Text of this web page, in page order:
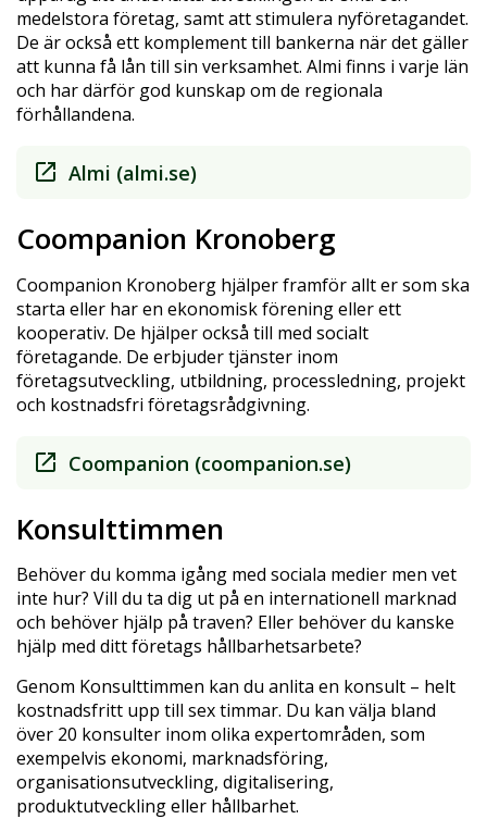
medelstora företag, samt att stimulera nyföretagandet.
De är också ett komplement till bankerna när det gäller
att kunna få lån till sin verksamhet. Almi finns i varje län
och har därför god kunskap om de regionala
förhållandena.
Almi (almi.se)
Coompanion Kronoberg
Coompanion Kronoberg hjälper framför allt er som ska
starta eller har en ekonomisk förening eller ett
kooperativ. De hjälper också till med socialt
företagande. De erbjuder tjänster inom
företagsutveckling, utbildning, processledning, projekt
och kostnadsfri företagsrådgivning.
Coompanion (coompanion.se)
Konsulttimmen
Behöver du komma igång med sociala medier men vet
inte hur? Vill du ta dig ut på en internationell marknad
och behöver hjälp på traven? Eller behöver du kanske
hjälp med ditt företags hållbarhetsarbete?
Genom Konsulttimmen kan du anlita en konsult – helt
kostnadsfritt upp till sex timmar. Du kan välja bland
över 20 konsulter inom olika expertområden, som
exempelvis ekonomi, marknadsföring,
organisationsutveckling, digitalisering,
produktutveckling eller hållbarhet.